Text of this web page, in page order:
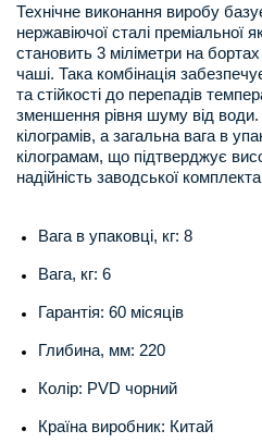
Технічне виконання виробу
нержавіючої сталі преміальної
становить 3 міліметри на
чаші. Така комбінація
та стійкості до перепадів
зменшення рівня шуму від
кілограмів, а загальна вага в
кілограмам, що підтверджує
надійність заводської
Вага в упаковці, кг: 8
Вага, кг: 6
Гарантія: 60 місяців
Глибина, мм: 220
Колір: PVD чорний
Країна виробник: Китай